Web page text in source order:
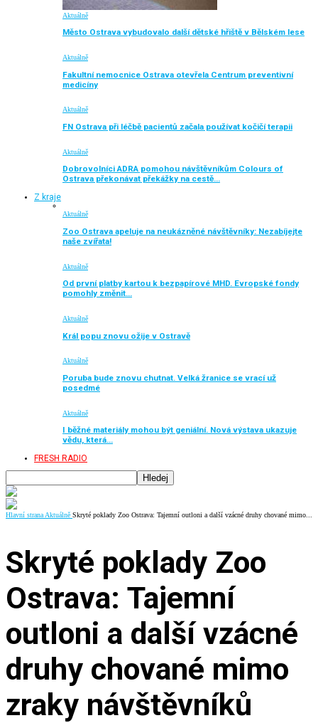
Aktuálně
Město Ostrava vybudovalo další dětské hřiště v Bělském lese
Aktuálně
Fakultní nemocnice Ostrava otevřela Centrum preventivní
medicíny
Aktuálně
FN Ostrava při léčbě pacientů začala používat kočičí terapii
Aktuálně
Dobrovolníci ADRA pomohou návštěvníkům Colours of
Ostrava překonávat překážky na cestě…
Z kraje
Aktuálně
Zoo Ostrava apeluje na neukázněné návštěvníky: Nezabíjejte
naše zvířata!
Aktuálně
Od první platby kartou k bezpapírové MHD. Evropské fondy
pomohly změnit…
Aktuálně
Král popu znovu ožije v Ostravě
Aktuálně
Poruba bude znovu chutnat. Velká žranice se vrací už
posedmé
Aktuálně
I běžné materiály mohou být geniální. Nová výstava ukazuje
vědu, která…
FRESH RADIO
Hlavní strana Aktuálně Skryté poklady Zoo Ostrava: Tajemní outloni a další vzácné druhy chované mimo...
Skryté poklady Zoo
Ostrava: Tajemní
outloni a další vzácné
druhy chované mimo
zraky návštěvníků